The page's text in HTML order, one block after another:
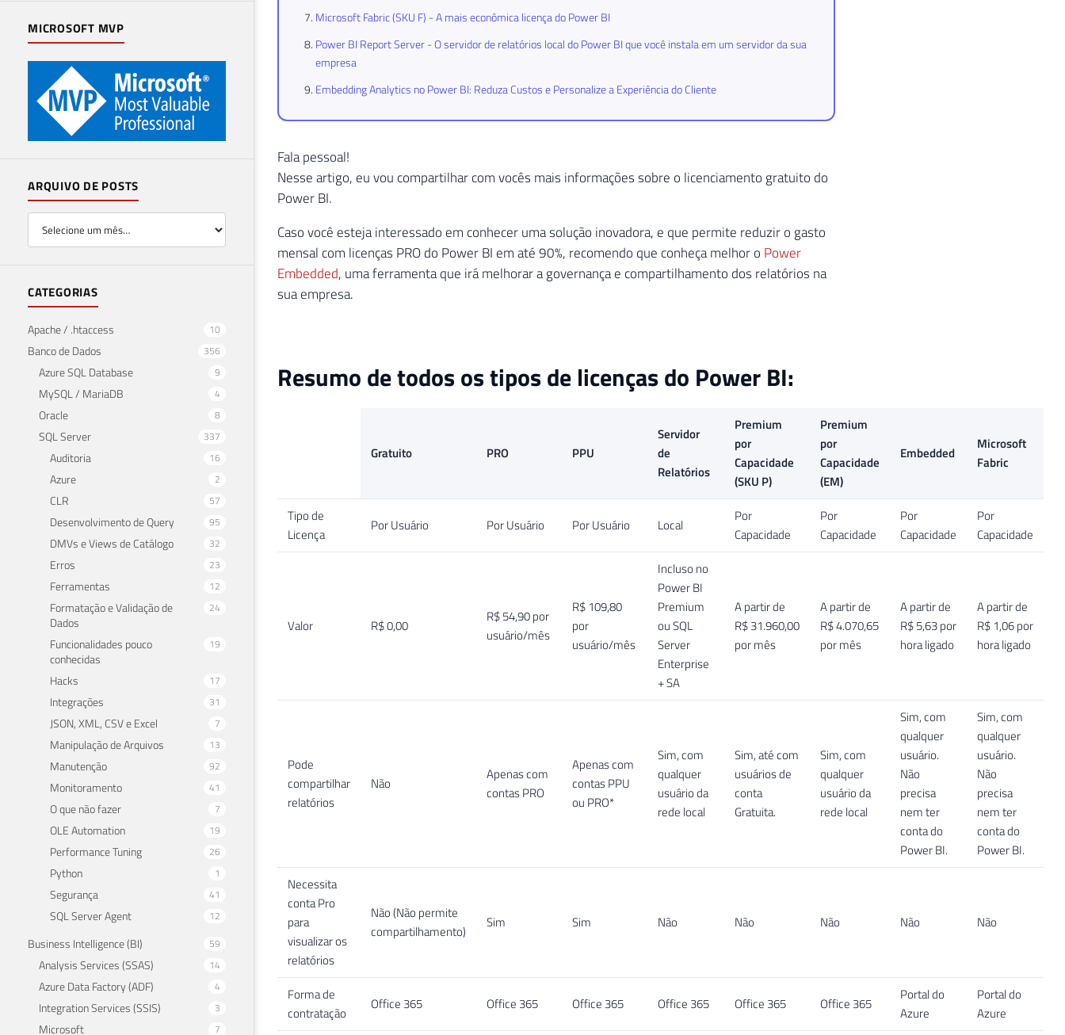
MICROSOFT MVP
ARQUIVO DE POSTS
CATEGORIAS
Apache / .htaccess 10
Banco de Dados 356
Azure SQL Database 9
MySQL / MariaDB 4
Oracle 8
SQL Server 337
Auditoria 16
Azure 2
CLR 57
Desenvolvimento de Query 95
DMVs e Views de Catálogo 32
Erros 23
Ferramentas 12
Formatação e Validação de
Dados
24
Funcionalidades pouco
conhecidas
19
Hacks 17
Integrações 31
JSON, XML, CSV e Excel 7
Manipulação de Arquivos 13
Manutenção 92
Monitoramento 41
O que não fazer 7
OLE Automation 19
Performance Tuning 26
Python 1
Segurança 41
SQL Server Agent 12
Business Intelligence (BI) 59
Analysis Services (SSAS) 14
Azure Data Factory (ADF) 4
Integration Services (SSIS) 3
Microsoft 7
Microsoft Fabric (SKU F) - A mais econômica licença do Power BI
Power BI Report Server - O servidor de relatórios local do Power BI que você instala em um servidor da sua
empresa
Embedding Analytics no Power BI: Reduza Custos e Personalize a Experiência do Cliente
Fala pessoal!
Nesse artigo, eu vou compartilhar com vocês mais informações sobre o licenciamento gratuito do
Power BI.
Caso você esteja interessado em conhecer uma solução inovadora, e que permite reduzir o gasto
mensal com licenças PRO do Power BI em até 90%, recomendo que conheça melhor o Power
Embedded, uma ferramenta que irá melhorar a governança e compartilhamento dos relatórios na
sua empresa.
Resumo de todos os tipos de licenças do Power BI:
Gratuito PRO PPU
Servidor
de
Relatórios
Premium
por
Capacidade
(SKU P)
Premium
por
Capacidade
(EM)
Embedded
Microsoft
Fabric
Tipo de
Licença
Por Usuário Por Usuário Por Usuário Local
Por
Capacidade
Por
Capacidade
Por
Capacidade
Por
Capacidade
Valor R$ 0,00
R$ 54,90 por
usuário/mês
R$ 109,80
por
usuário/mês
Incluso no
Power BI
Premium
ou SQL
Server
Enterprise
+ SA
A partir de
R$ 31.960,00
por mês
A partir de
R$ 4.070,65
por mês
A partir de
R$ 5,63 por
hora ligado
A partir de
R$ 1,06 por
hora ligado
Pode
compartilhar
relatórios
Não
Apenas com
contas PRO
Apenas com
contas PPU
ou PRO*
Sim, com
qualquer
usuário da
rede local
Sim, até com
usuários de
conta
Gratuita.
Sim, com
qualquer
usuário da
rede local
Sim, com
qualquer
usuário.
Não
precisa
nem ter
conta do
Power BI.
Sim, com
qualquer
usuário.
Não
precisa
nem ter
conta do
Power BI.
Necessita
conta Pro
para
visualizar os
relatórios
Não (Não permite
compartilhamento)
Sim Sim Não Não Não Não Não
Forma de
contratação
Office 365 Office 365 Office 365 Office 365 Office 365 Office 365
Portal do
Azure
Portal do
Azure